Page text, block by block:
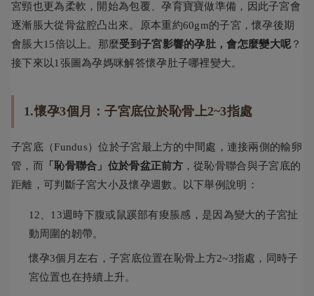
宮頸也更為柔軟，開始為包覆、孕育寶寶做準備，因此子宮會
逐漸脹大從骨盆腔凸出來。原本重約60gm的子宮，懷孕後期
會脹大15倍以上。那麼受到子宮影響的孕肚，會怎麼變大呢 ？
接下來以1張圖為孕媽咪解答懷孕肚子哪裡變大。
1.懷孕3個月：子宮底位於恥骨上2~3指處
子宮底（Fundus）位於子宮最上方的中間處，連接兩側的輸卵
管，而 「恥骨聯合」位於骨盆正前方，從恥骨聯合與子宮底的
距離，可判斷子宮大小及懷孕週數。以下舉例說明：
12、13週時下腹或鼠蹊部有痠脹感，是因為變大的子宮扯
動周圍的韌帶。
懷孕3個月左右，子宮底位置在恥骨上方2~3指處，同時子
宮位置也在持續上升。